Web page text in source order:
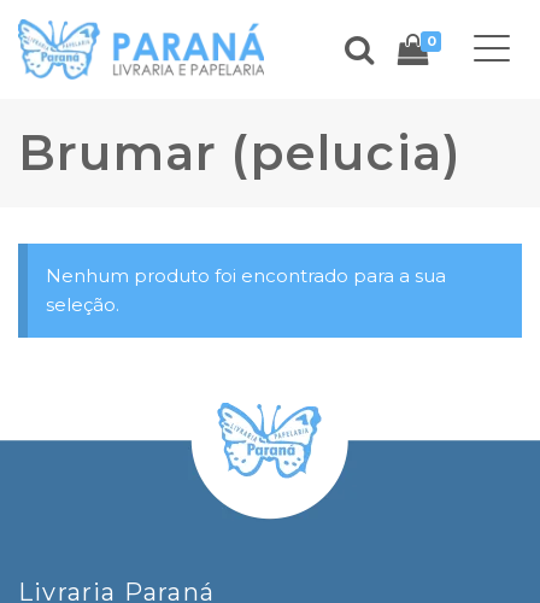
0
Brumar (pelucia)
Nenhum produto foi encontrado para a sua
seleção.
Livraria Paraná